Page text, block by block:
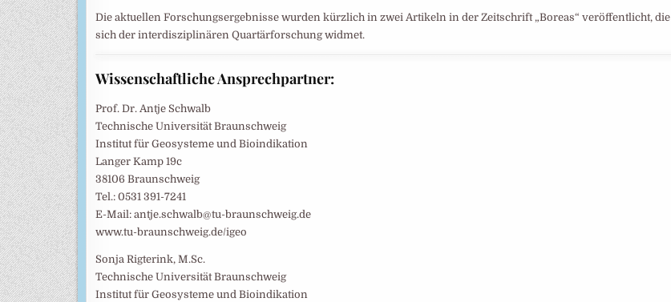
Die aktuellen Forschungsergebnisse wurden kürzlich in zwei Artikeln in der Zeitschrift „Boreas“ veröffentlicht, die
sich der interdisziplinären Quartärforschung widmet.
Wissenschaftliche Ansprechpartner:
Prof. Dr. Antje Schwalb
Technische Universität Braunschweig
Institut für Geosysteme und Bioindikation
Langer Kamp 19c
38106 Braunschweig
Tel.: 0531 391-7241
E-Mail: antje.schwalb@tu-braunschweig.de
www.tu-braunschweig.de/igeo
Sonja Rigterink, M.Sc.
Technische Universität Braunschweig
Institut für Geosysteme und Bioindikation